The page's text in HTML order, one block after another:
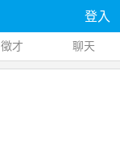
登入
徵才 聊天